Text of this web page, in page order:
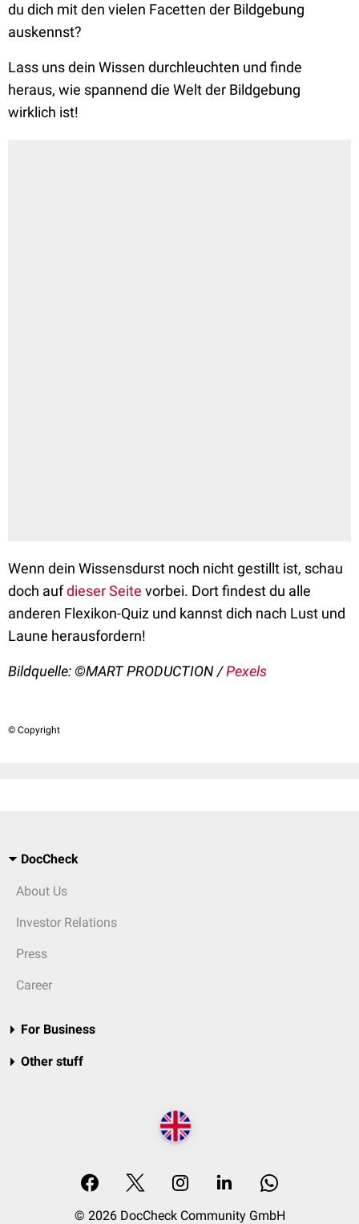
du dich mit den vielen Facetten der Bildgebung
auskennst?
Lass uns dein Wissen durchleuchten und finde
heraus, wie spannend die Welt der Bildgebung
wirklich ist!
Wenn dein Wissensdurst noch nicht gestillt ist, schau
doch aufdieser Seite vorbei. Dort findest du alle
anderen Flexikon-Quiz und kannst dich nach Lust und
Laune herausfordern!
Bildquelle: ©MART PRODUCTION /Pexels
© Copyright
DocCheck
About Us
Investor Relations
Press
Career
For Business
Other stuff
© 2026 DocCheck Community GmbH